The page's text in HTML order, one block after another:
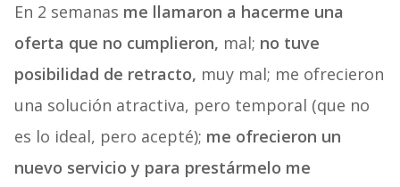
En 2 semanas me llamaron a hacerme una
oferta que no cumplieron, mal; no tuve
posibilidad de retracto, muy mal; me ofrecieron
una solución atractiva, pero temporal (que no
es lo ideal, pero acepté); me ofrecieron un
nuevo servicio y para prestármelo me